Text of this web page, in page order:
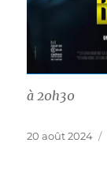
à 20h30
Publié
20 août 2024